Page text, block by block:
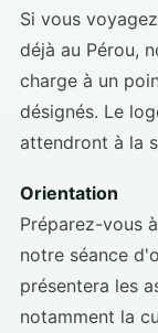
Si vous
déjà au Pérou,
charge à un
désignés. Le
attendront à la
Orientation
Préparez-vous
notre séance
présentera les
notamment la